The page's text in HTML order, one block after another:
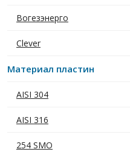
Вогезэнерго
Clever
Материал пластин
AISI 304
AISI 316
254 SMO